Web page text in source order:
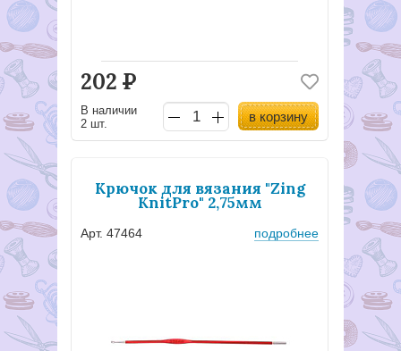
202 Р
В наличии
2 шт.
в корзину
Крючок для вязания "Zing
KnitPro" 2,75мм
Арт. 47464 подробнее